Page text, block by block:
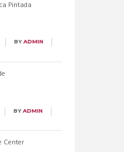
Pintada
BYADMIN
BYADMIN
Center